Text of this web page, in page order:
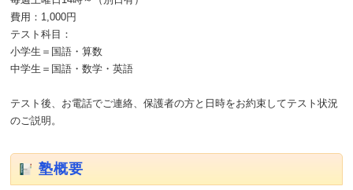
費用：1,000円
テスト科目：
小学生＝国語・算数
中学生＝国語・数学・英語
テスト後、お電話でご連絡、保護者の方と日時をお約束してテスト状況
のご説明。
塾概要